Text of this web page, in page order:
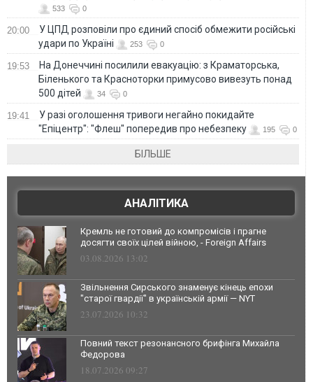
533 0
20:00
У ЦПД розповіли про єдиний спосіб обмежити російські
удари по Україні
253 0
19:53
На Донеччині посилили евакуацію: з Краматорська,
Біленького та Красноторки примусово вивезуть понад
500 дітей
34 0
19:41
У разі оголошення тривоги негайно покидайте
"Епіцентр": "Флеш" попередив про небезпеку
195 0
БІЛЬШЕ
АНАЛІТИКА
Кремль не готовий до компромісів і прагне
досягти своїх цілей війною, - Foreign Affairs
03.08.2026 13:02
Звільнення Сирського знаменує кінець епохи
"старої гвардії" в українській армії — NYT
23.07.2026 10:32
Повний текст резонансного брифінга Михайла
Федорова
18.07.2026 09:27